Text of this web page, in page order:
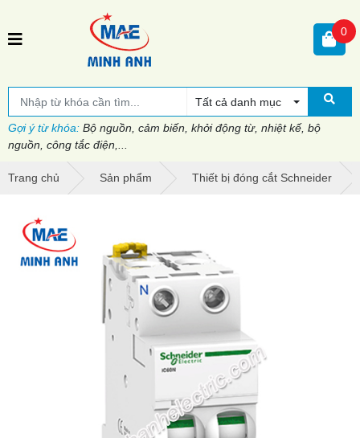
Tất cả danh mục
Gợi ý từ khóa: Bộ nguồn, cảm biến, khởi động từ, nhiệt kế, bộ
nguồn, công tắc điện,...
0
Trang chủ Sản phẩm Thiết bị đóng cắt Schneider